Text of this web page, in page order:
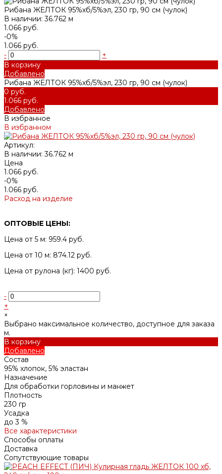
Рибана ЖЕЛТОК 95%хб/5%эл, 230 гр, 90 см (чулок)
В наличии: 36.762 м
1.066 руб.
-0%
1.066 руб.
-
+
В корзину
Добавлено
Рибана ЖЕЛТОК 95%хб/5%эл, 230 гр, 90 см (чулок)
0 руб.
1.066 руб.
Добавлено
В избранное
В избранном
Артикул:
В наличии: 36.762 м
Цена
1.066 руб.
-0%
1.066 руб.
Расход на изделие
ОПТОВЫЕ ЦЕНЫ:
Цена от 5 м: 959.4 руб.
Цена от 10 м: 874.12 руб.
Цена от рулона (кг): 1400 руб.
-
+
×
Выбрано максимальное количество, доступное для заказа
м.
В корзину
Добавлено
Состав
95% хлопок, 5% эластан
Назначение
Для обработки горловины и манжет
Плотность
230 гр
Усадка
до 3 %
Все характеристики
Способы оплаты
Доставка
Сопутствующие товары